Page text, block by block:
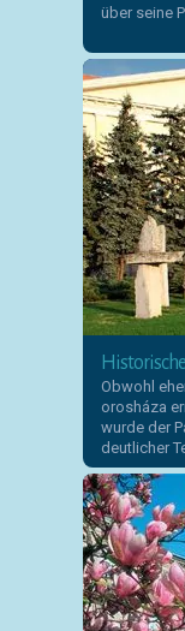
über seine
Obwohl
orosháza
wurde der
deutlicher